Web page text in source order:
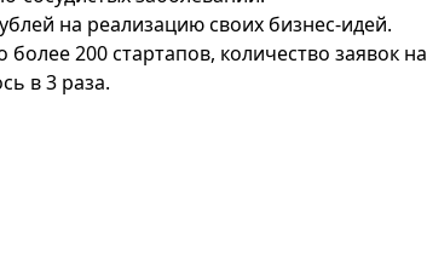
на реализацию своих бизнес-идей.
200 стартапов, количество заявок на
в 3 раза.